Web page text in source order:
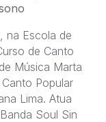
na Escola de
de Canto
Música Marta
Popular
Lima. Atua
Soul Sin